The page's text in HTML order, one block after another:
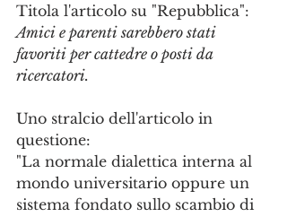
Titola l'articolo su "Repubblica":
Amici e parenti sarebbero stati
favoriti per cattedre o posti da
ricercatori.
Uno stralcio dell'articolo in
questione:
"La normale dialettica interna al
mondo universitario oppure un
sistema fondato sullo scambio di